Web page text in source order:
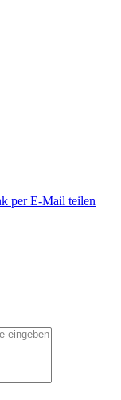
per E-Mail teilen